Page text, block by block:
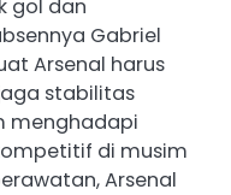
gol dan
Gabriel
Arsenal harus
stabilitas
menghadapi
di musim
Arsenal